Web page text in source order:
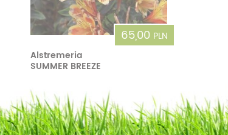
65,00 PLN
Alstremeria
SUMMER BREEZE